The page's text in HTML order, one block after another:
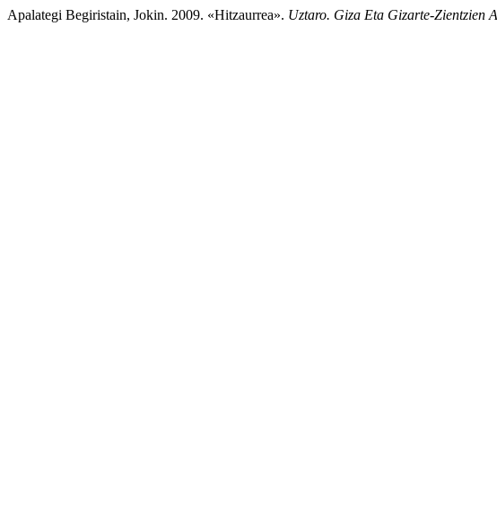
Apalategi Begiristain, Jokin. 2009. «Hitzaurrea». Uztaro. Giza Eta Gizarte-Zientzien